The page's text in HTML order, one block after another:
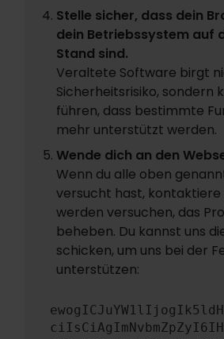
Stelle sicher, dass dein
dein Betriebssystem auf
Stand sind.
Veraltete Software birgt
Sicherheitsrisiko, sondern
führen, dass bestimmte
mehr unterstützt werden.
Wende dich an den
Wenn du alle oben
versucht hast, kontaktiere
werden versuchen, das
beheben. Du kannst uns
schicken, um uns bei der
unterstützen: